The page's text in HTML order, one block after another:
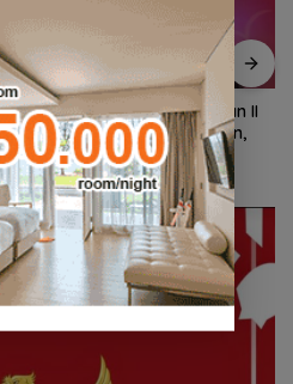
Ekonomi Kepri di Triwulan II
2026 Tumbuh 6,99 Persen,
Tertinggi di Sumatera